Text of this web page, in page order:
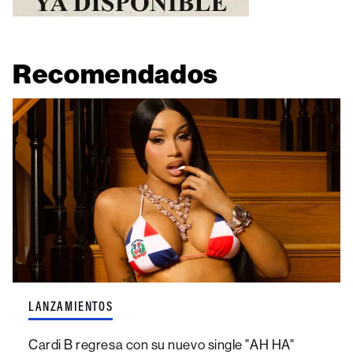
Recomendados
LANZAMIENTOS
Cardi B regresa con su nuevo single "AH HA"